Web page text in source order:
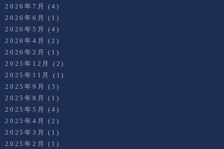
2026年7月
(4)
2026年6月
(1)
2026年5月
(4)
2026年4月
(2)
2026年2月
(1)
2025年12月
(2)
2025年11月
(1)
2025年9月
(3)
2025年8月
(1)
2025年5月
(4)
2025年4月
(2)
2025年3月
(1)
2025年2月
(1)